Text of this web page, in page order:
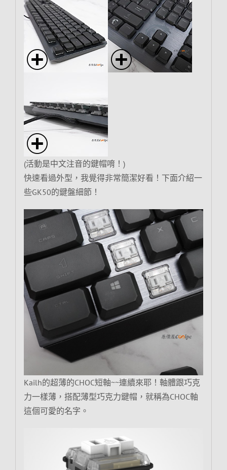
(活動是中文注音的鍵帽唷！)
快速看過外型，我覺得非常簡潔好看！下面介紹一
些GK50的鍵盤細節！
Kailh的超薄的CHOC短軸~~連續來耶！軸體跟巧克
力一樣薄，搭配薄型巧克力鍵帽，就稱為CHOC軸
這個可愛的名字。